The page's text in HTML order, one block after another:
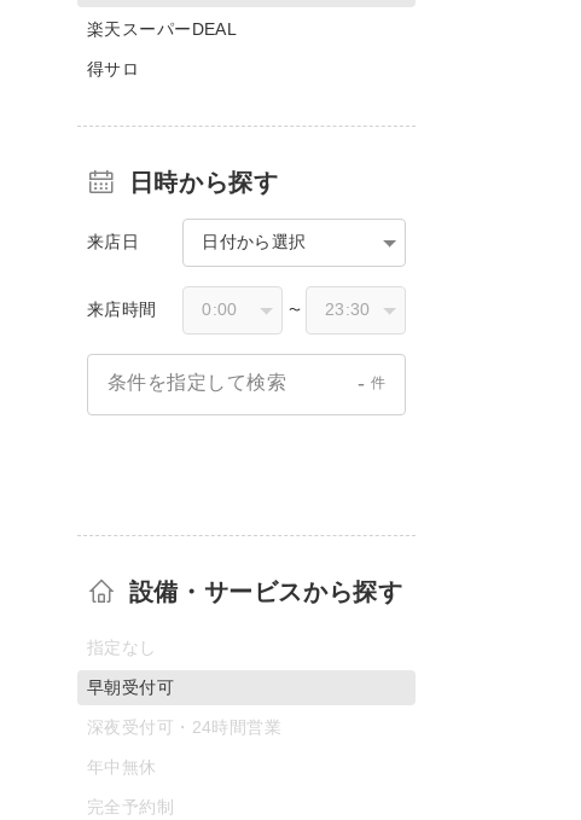
楽天スーパーDEAL
得サロ
日時から探す
来店日 日付から選択
来店時間 〜
条件を指定して検索 - 件
設備・サービスから探す
指定なし
早朝受付可
深夜受付可・24時間営業
年中無休
完全予約制